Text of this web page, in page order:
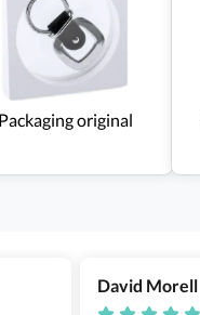
Packaging original
David Morell